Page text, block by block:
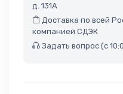
д. 131А
Доставка по всей
компанией СДЭК
Задать вопрос (с